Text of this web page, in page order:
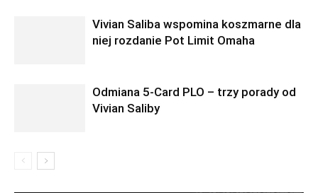
Vivian Saliba wspomina koszmarne dla
niej rozdanie Pot Limit Omaha
Odmiana 5-Card PLO – trzy porady od
Vivian Saliby